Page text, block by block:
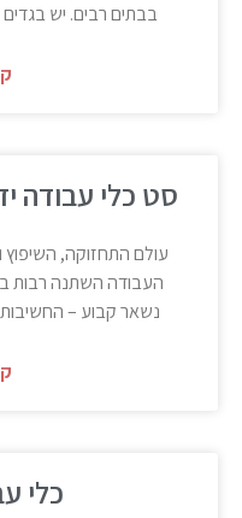
בבתים רבים. יש בגדים
סט כלי עבודה
עולם התחזוקה, השיפוץ
העבודה השתנה רבות
נשאר קבוע – החשיבות של
כלי